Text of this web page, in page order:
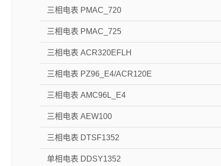
三相电表 PMAC_720
三相电表 PMAC_725
三相电表 ACR320EFLH
三相电表 PZ96_E4/ACR120E
三相电表 AMC96L_E4
三相电表 AEW100
三相电表 DTSF1352
单相电表 DDSY1352